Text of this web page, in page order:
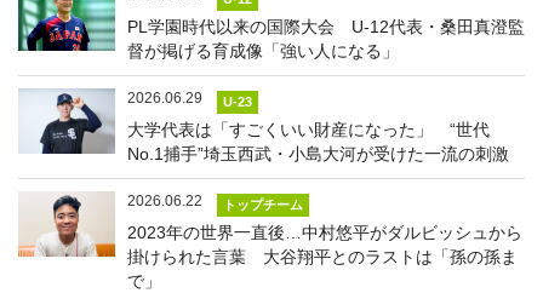
PL学園時代以来の国際大会 U-12代表・桑田真澄監
督が掲げる育成像「強い人になる」
2026.06.29 U-23
大学代表は「すごくいい財産になった」 “世代
No.1捕手”埼玉西武・小島大河が受けた一流の刺激
2026.06.22 トップチーム
2023年の世界一直後…中村悠平がダルビッシュから
掛けられた言葉 大谷翔平とのラストは「孫の孫ま
で」